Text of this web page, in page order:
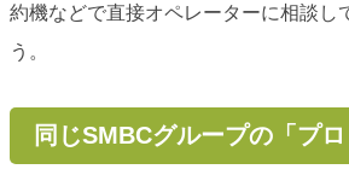
約機などで直接オペレーターに相談し
う。
同じSMBCグループの「プ